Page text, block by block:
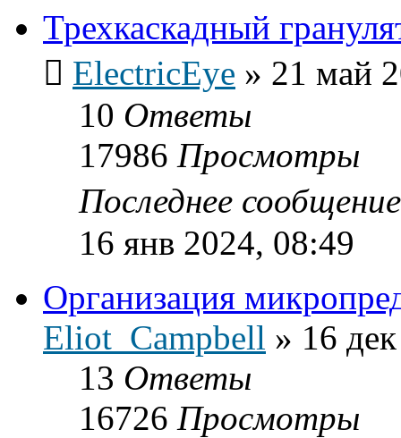
Трехкаскадный
ElectricEye » 21 май
10 Ответы
17986 Просмотры
Последнее
16 янв 2024, 08:49
Организация
Eliot_Campbell » 16
13 Ответы
16726 Просмотры